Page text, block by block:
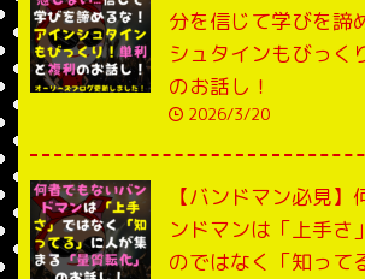
分を信じて学びを諦
シュタインもびっく
のお話し！
2026/3/20
【バンドマン必見
ンドマンは「上手さ
のではなく「知って